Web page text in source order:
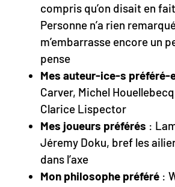
compris qu’on disait en
Personne n’a rien
m’embarrasse encore un
pense
Mes auteur-ice-s préféré-
Carver, Michel
Clarice Lispector
Mes joueurs préférés :
Jéremy Doku, bref les
dans l’axe
Mon philosophe préféré :